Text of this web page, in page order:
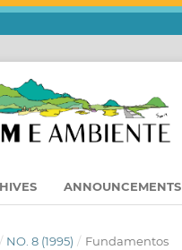
ANNOUNCEMENTS
/ NO. 8 (1995) / Fundamentos